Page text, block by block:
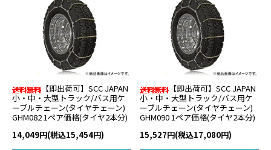
【即出荷可】SCC JAPAN
小・中・大型トラック/バス用ケ
ーブルチェーン(タイヤチェーン)
GHM082 1ペア価格(タイヤ2本分)
14,049円(税込15,454円)
【即出荷可】SCC JAPAN
小・中・大型トラック/バス用ケ
ーブルチェーン(タイヤチェーン)
GHM090 1ペア価格(タイヤ2本分)
15,527円(税込17,080円)